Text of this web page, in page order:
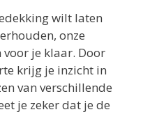
wilt laten
onze
je klaar. Door
krijg je inzicht in
van verschillende
je zeker dat je de